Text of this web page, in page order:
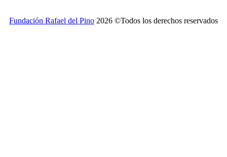
Fundación Rafael del Pino 2026 ©Todos los derechos reservados